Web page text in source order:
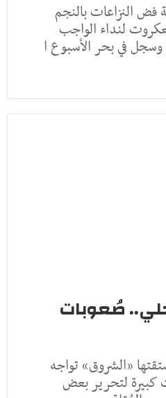
النزاعات بالنجم
لنداء الواجب
في بحر الأسبوع ا
صُعوبات
«الشروق» تواجه
كبيرة لتحرير بعض